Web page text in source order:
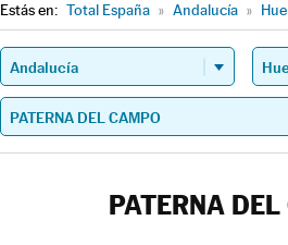
Estás en: Total España » Andalucía »
PATERNA